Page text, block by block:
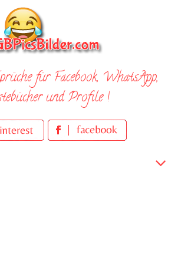
für Facebook, WhatsApp,
und Profile !